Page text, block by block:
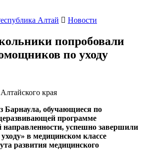
Алтай Новости
попробовали
по уходу
края
Барнаула, обучающиеся по
программе
направленности, успешно завершили
в медицинском классе
развития медицинского